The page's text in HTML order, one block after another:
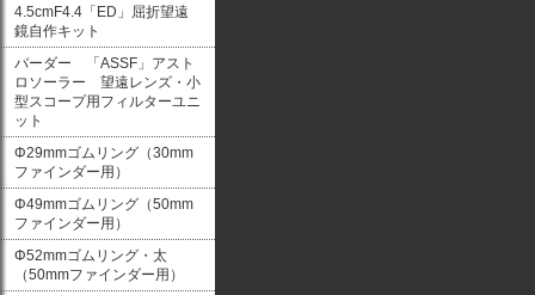
4.5cmF4.4「ED」屈折望遠
鏡自作キット
バーダー 「ASSF」アスト
ロソーラー 望遠レンズ・小
型スコープ用フィルターユニ
ット
Φ29mmゴムリング（30mm
ファインダー用）
Φ49mmゴムリング（50mm
ファインダー用）
Φ52mmゴムリング・太
（50mmファインダー用）